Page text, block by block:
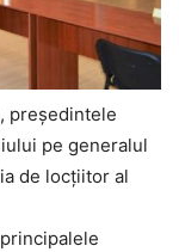
președintele
pe generalul
de locțiitor al